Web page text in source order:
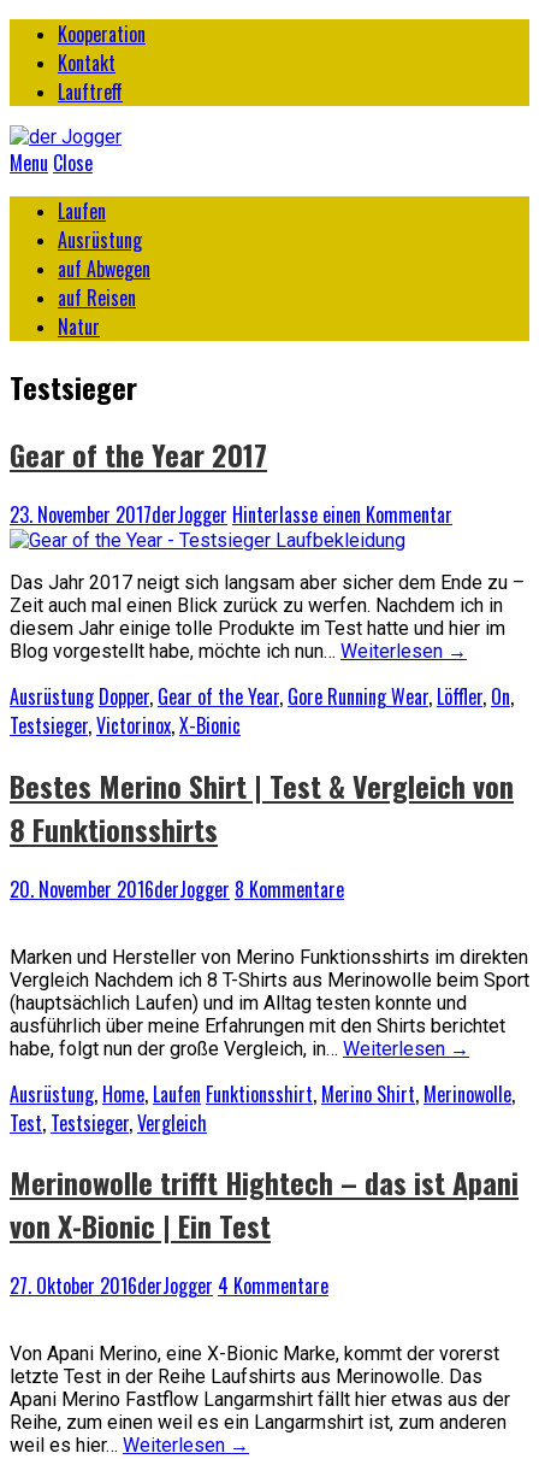
Kooperation
Kontakt
Lauftreff
Menu Close
Laufen
Ausrüstung
auf Abwegen
auf Reisen
Natur
Testsieger
Gear of the Year 2017
23. November 2017derJogger Hinterlasse einen Kommentar
Das Jahr 2017 neigt sich langsam aber sicher dem Ende zu –
Zeit auch mal einen Blick zurück zu werfen. Nachdem ich in
diesem Jahr einige tolle Produkte im Test hatte und hier im
Blog vorgestellt habe, möchte ich nun… Weiterlesen →
Ausrüstung Dopper, Gear of the Year, Gore Running Wear, Löffler, On,
Testsieger,Victorinox,X-Bionic
Bestes Merino Shirt | Test & Vergleich von
8 Funktionsshirts
20. November 2016derJogger 8 Kommentare
Marken und Hersteller von Merino Funktionsshirts im direkten
Vergleich Nachdem ich 8 T-Shirts aus Merinowolle beim Sport
(hauptsächlich Laufen) und im Alltag testen konnte und
ausführlich über meine Erfahrungen mit den Shirts berichtet
habe, folgt nun der große Vergleich, in… Weiterlesen →
Ausrüstung, Home, Laufen Funktionsshirt, Merino Shirt, Merinowolle,
Test, Testsieger,Vergleich
Merinowolle trifft Hightech – das ist Apani
von X-Bionic | Ein Test
27. Oktober 2016derJogger 4 Kommentare
Von Apani Merino, eine X-Bionic Marke, kommt der vorerst
letzte Test in der Reihe Laufshirts aus Merinowolle. Das
Apani Merino Fastflow Langarmshirt fällt hier etwas aus der
Reihe, zum einen weil es ein Langarmshirt ist, zum anderen
weil es hier… Weiterlesen →